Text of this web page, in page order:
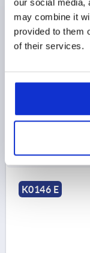
may combine it
provided to them
of their services.
D1=32H=21,
CON CHORRO
ROSCA=M6
SUPERFICIE
K0146 E